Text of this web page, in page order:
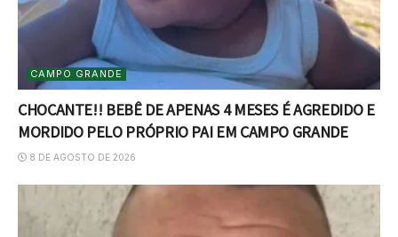
CAMPO GRANDE
CHOCANTE!! BEBÊ DE APENAS 4 MESES É AGREDIDO E
MORDIDO PELO PRÓPRIO PAI EM CAMPO GRANDE
8 DE AGOSTO DE 2026